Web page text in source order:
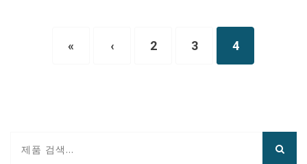
« ‹ 2 3 4